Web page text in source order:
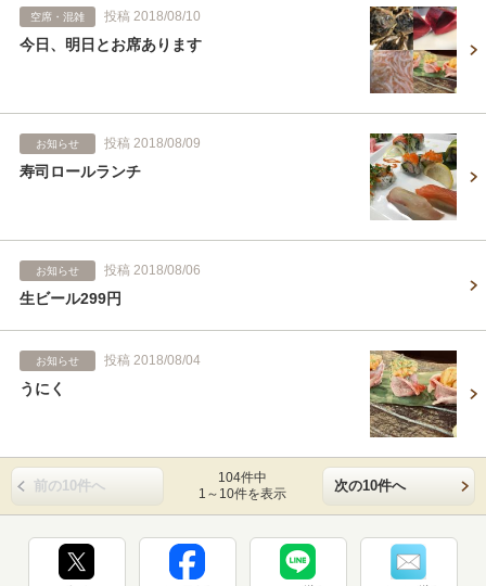
空席・混雑 投稿 2018/08/10
今日、明日とお席あります
お知らせ 投稿 2018/08/09
寿司ロールランチ
お知らせ 投稿 2018/08/06
生ビール299円
お知らせ 投稿 2018/08/04
うにく
前の10件へ
104件中
1～10件を表示
次の10件へ